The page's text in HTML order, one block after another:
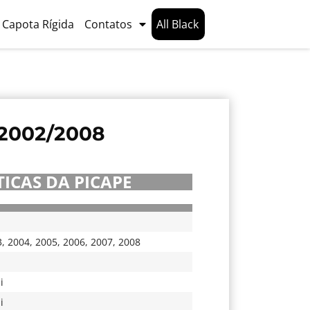
Capota Rígida Contatos All Black
2008
DA PICAPE
, 2004, 2005, 2006, 2007, 2008